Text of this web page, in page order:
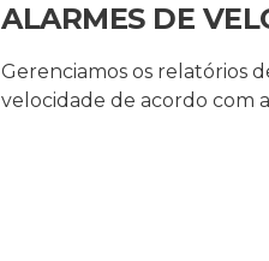
ALARMES DE
Gerenciamos os relatórios
velocidade de acordo com